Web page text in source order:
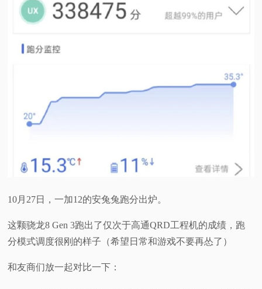
10月27日，一加12的安兔兔跑分出炉。
这颗骁龙8 Gen 3跑出了仅次于高通QRD工程机的成绩，跑
分模式调度很刚的样子（希望日常和游戏不要再怂了）
和友商们放一起对比一下：